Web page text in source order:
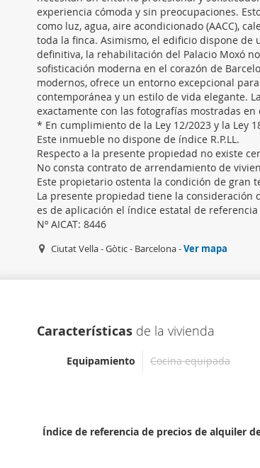
experiencia cómoda y sin preocupaciones.
como luz, agua, aire acondicionado (AACC),
toda la finca. Asimismo, el edificio dispone
definitiva, la rehabilitación del Palacio Moxó
sofisticación moderna en el corazón de
modernos, ofrece un entorno excepcional
contemporánea y un estilo de vida elegante.
exactamente con las fotografías mostradas en
* En cumplimiento de la Ley 12/2023 y la Ley
Este inmueble no dispone de índice R.P.LL.
Respecto a la presente propiedad no existe
No consta contrato de arrendamiento de
Este propietario ostenta la condición de gran
La presente propiedad tiene la consideración
es de aplicación el índice estatal de
Nº AICAT: 8446
Ciutat Vella - Gòtic - Barcelona -Ver mapa
Características de la vivienda
Equipamiento Cocina equipada
Índice de referencia de precios de alquiler